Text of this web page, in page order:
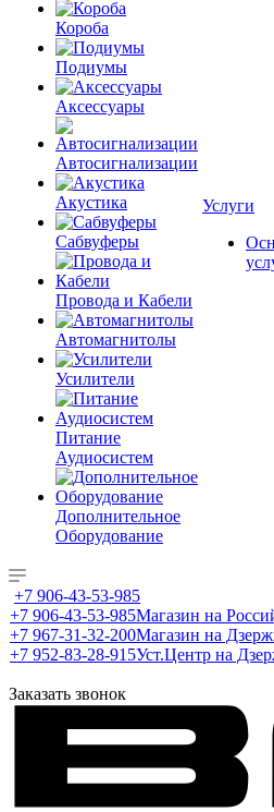
Короба
Подиумы
Аксессуары
Автосигнализации
Акустика
Сабвуферы
Провода и Кабели
Автомагнитолы
Усилители
Питание
Аудиосистем
Дополнительное
Оборудование
Услуги
+7 906-43-53-985
+7 906-43-53-985Магазин на
+7 967-31-32-200Магазин на
+7 952-83-28-915Уст.Центр на
Заказать звонок